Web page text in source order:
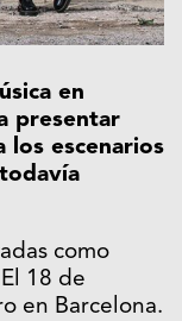
en
presentar
los escenarios
como
18 de
en Barcelona.